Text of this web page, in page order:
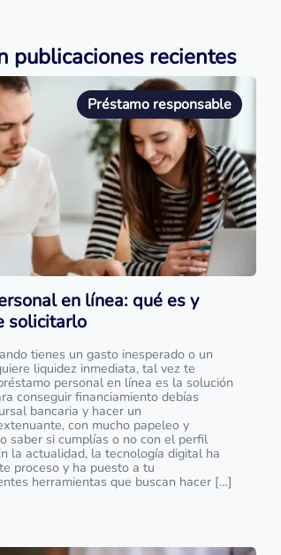
publicaciones recientes
Préstamo responsable
en línea: qué es y
solicitarlo
tienes un gasto inesperado o un
liquidez inmediata, tal vez te
personal en línea es la solución
conseguir financiamiento debías
bancaria y hacer un
con mucho papeleo y
saber si cumplías o no con el perfil
la actualidad, la tecnología digital ha
proceso y ha puesto a tu
herramientas que buscan hacer […]